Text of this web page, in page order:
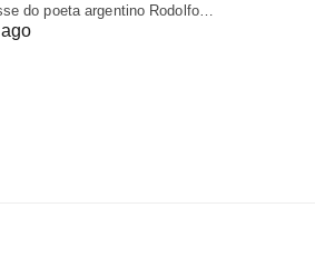
do poeta argentino Rodolfo…